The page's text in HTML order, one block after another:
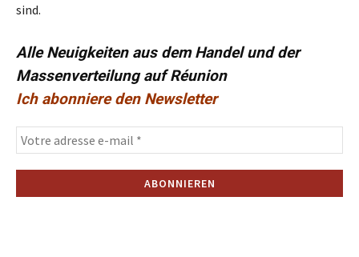
sind.
Alle Neuigkeiten aus dem Handel und der
Massenverteilung auf Réunion
Ich abonniere den Newsletter